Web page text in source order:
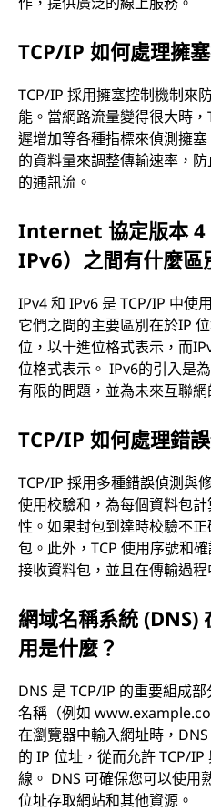
TCP/IP 如何處理擁
TCP/IP 採用擁塞控制機制來
能。當網路流量變得很大時
遲增加等各種指標來偵測擁
的資料量來調整傳輸速率，
的通訊流。
Internet 協定版本 4
IPv6）之間有什麼區
IPv4 和 IPv6 是 TCP/IP 中使
它們之間的主要區別在於IP
位，以十進位格式表示，而
位格式表示。 IPv6的引入是
有限的問題，並為未來互聯
TCP/IP 如何處理錯
TCP/IP 採用多種錯誤偵測與
使用校驗和，為每個資料包
性。如果封包到達時校驗不
包。此外，TCP 使用序號和
接收資料包，並且在傳輸過程
網域名稱系統 (DNS)
用是什麼？
DNS 是 TCP/IP 的重要組成
名稱（例如
在瀏覽器中輸入網址時，
的 IP 位址，從而允許 TCP/
線。 DNS 可確保您可以使用
位址存取網站和其他資源。